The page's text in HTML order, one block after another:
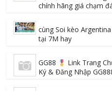
chính hãng giá chạm
cùng Soi kèo
tại 7M hay
GG88
Link Trang
Ký & Đăng Nhập